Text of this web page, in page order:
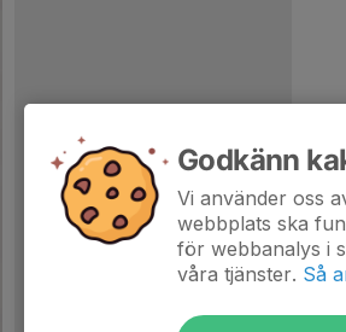
Godkänn
Vi använder oss
webbplats ska
för webbanalys i
våra tjänster. Så